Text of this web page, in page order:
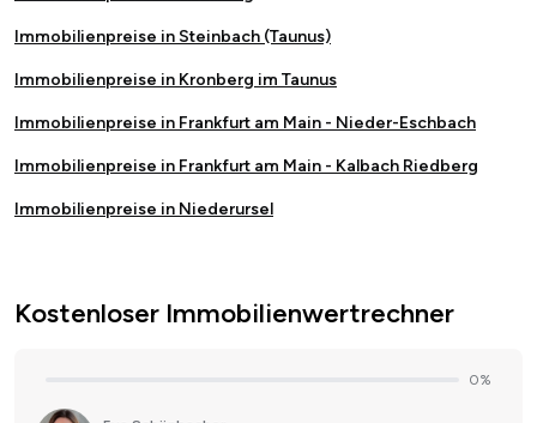
Immobilienpreise in Steinbach (Taunus)
Immobilienpreise in Kronberg im Taunus
Immobilienpreise in Frankfurt am Main - Nieder-Eschbach
Immobilienpreise in Frankfurt am Main - Kalbach Riedberg
Immobilienpreise in Niederursel
Kostenloser Immobilienwertrechner